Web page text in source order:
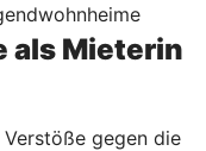
als Mieterin
Verstöße gegen die